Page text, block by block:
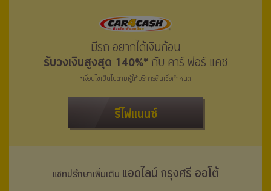
มีรถ อยากได้เงินก้อน
รับวงเงินสูงสุด 140%* กับ คาร์ ฟอร์ แคช
*เงื่อนไขเป็นไปตามผู้ให้บริการสินเชื่อกำหนด
รีไฟแนนซ์
แชทปรึกษาเพิ่มเติม แอดไลน์ กรุงศรี ออโต้